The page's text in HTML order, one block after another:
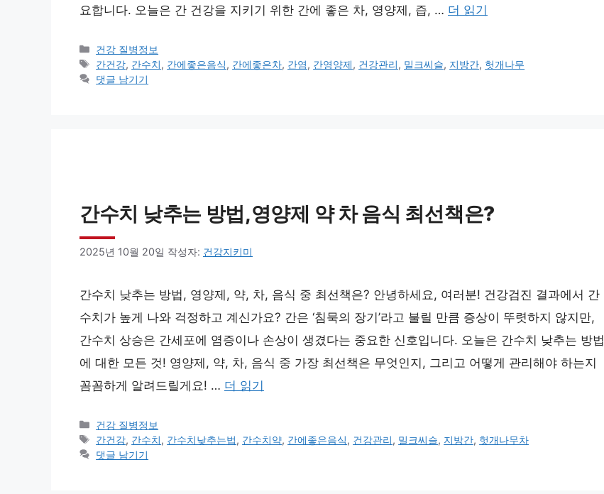
요합니다. 오늘은 간 건강을 지키기 위한 간에 좋은 차, 영양제, 즙, … 더 읽기
카
테
고
건강 질병정보
태
그
간건강, 간수치, 간에좋은음식, 간에좋은차, 간염, 간영양제, 건강관리, 밀크씨슬, 지방간, 헛개나무
댓글 남기기
간수치 낮추는 방법,영양제 약 차 음식 최선책은?
2025년 10월 20일 작성자: 건강지키미
간수치 낮추는 방법, 영양제, 약, 차, 음식 중 최선책은? 안녕하세요, 여러분! 건강검진 결과에서 간
수치가 높게 나와 걱정하고 계신가요? 간은 ‘침묵의 장기’라고 불릴 만큼 증상이 뚜렷하지 않지만,
간수치 상승은 간세포에 염증이나 손상이 생겼다는 중요한 신호입니다. 오늘은 간수치 낮추는 방법
에 대한 모든 것! 영양제, 약, 차, 음식 중 가장 최선책은 무엇인지, 그리고 어떻게 관리해야 하는지
꼼꼼하게 알려드릴게요! … 더 읽기
카
테
고
건강 질병정보
태
그
간건강, 간수치, 간수치낮추는법, 간수치약, 간에좋은음식, 건강관리, 밀크씨슬, 지방간, 헛개나무차
댓글 남기기